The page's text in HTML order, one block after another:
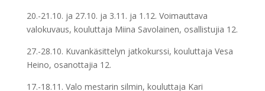
20.-21.10. ja 27.10. ja 3.11. ja 1.12. Voimauttava
valokuvaus, kouluttaja Miina Savolainen, osallistujia 12.
27.-28.10. Kuvankäsittelyn jatkokurssi, kouluttaja Vesa
Heino, osanottajia 12.
17.-18.11. Valo mestarin silmin, kouluttaja Kari